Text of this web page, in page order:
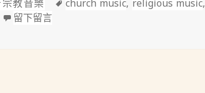
教音樂
標
church music, religious music,
留下留言在 寫在宗教音樂簡史之前